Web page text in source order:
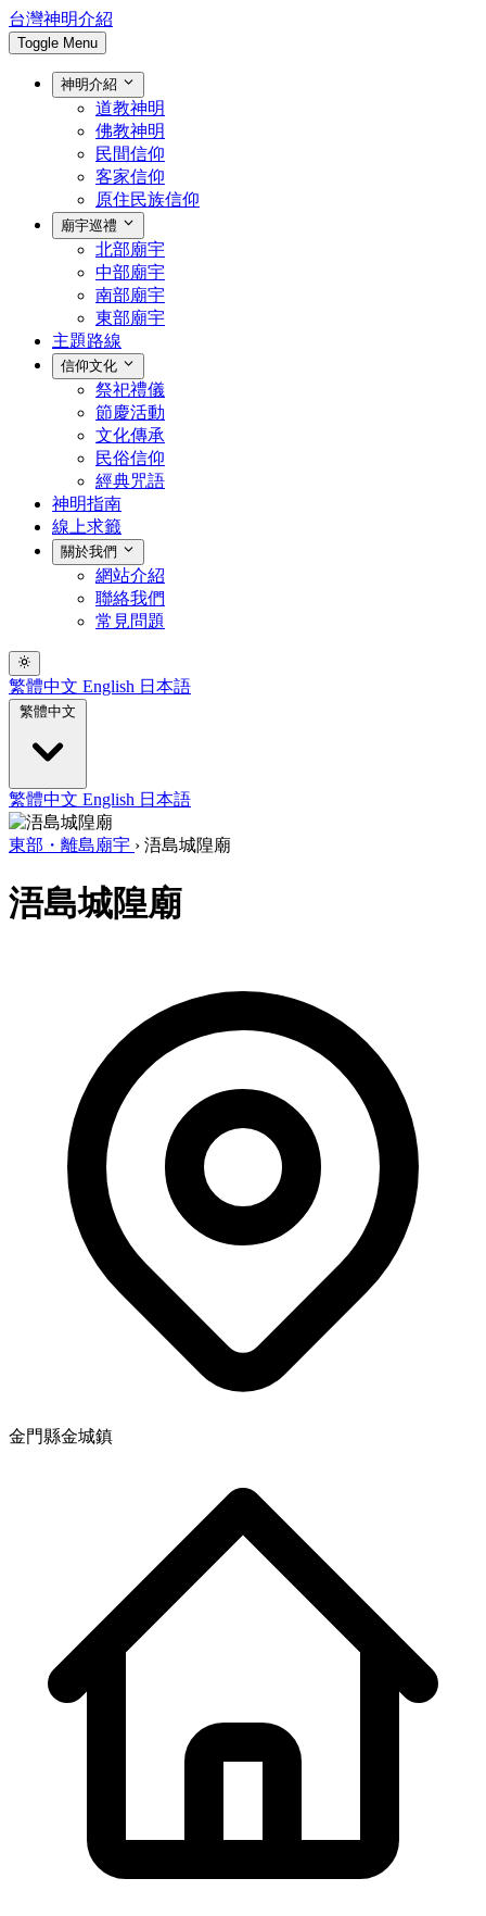
台灣神明介紹
Toggle Menu
神明介紹
道教神明
佛教神明
民間信仰
客家信仰
原住民族信仰
廟宇巡禮
北部廟宇
中部廟宇
南部廟宇
東部廟宇
主題路線
信仰文化
祭祀禮儀
節慶活動
文化傳承
民俗信仰
經典咒語
神明指南
線上求籤
關於我們
網站介紹
聯絡我們
常見問題
繁體中文 English 日本語
繁體中文
繁體中文 English 日本語
東部・離島廟宇 › 浯島城隍廟
浯島城隍廟
金門縣金城鎮